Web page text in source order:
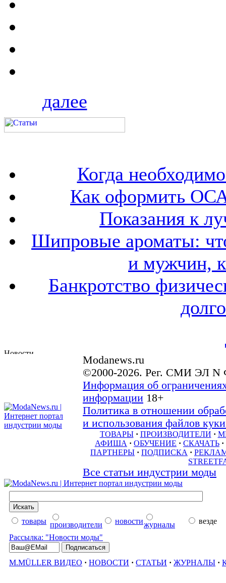
далее
Когда
Как оформить
Показания к
Шипровые ароматы:
и мужчин,
Банкротство
Modanews.ru
©2000-2026. Рег. СМИ ЭЛ N
Информация об
информации 18+
Политика в отношении
и использования файлов
ТОВАРЫ · ПРОИЗВОДИТЕЛИ ·
АФИША · ОБУЧЕНИЕ · СКАЧАТЬ ·
ПАРТНЕРЫ · ПОДПИСКА ·
Все статьи индустрии моды
товары производители новостижурналы
везде
Рассылка: "Новости моды"
M.MÜLLER ВИДЕО · НОВОСТИ · СТАТЬИ · ЖУРНАЛЫ ·